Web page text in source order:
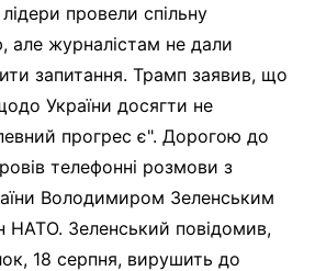
провели спільну
але журналістам не дали
запитання. Трамп заявив, що
України досягти не
прогрес є". Дорогою до
телефонні розмови з
Володимиром Зеленським
НАТО. Зеленський повідомив,
18 серпня, вирушить до